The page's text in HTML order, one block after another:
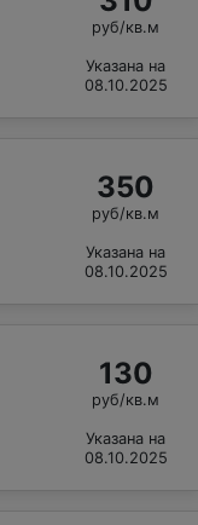
руб/кв.м
Указана на
08.10.2025
350
руб/кв.м
Указана на
08.10.2025
130
руб/кв.м
Указана на
08.10.2025